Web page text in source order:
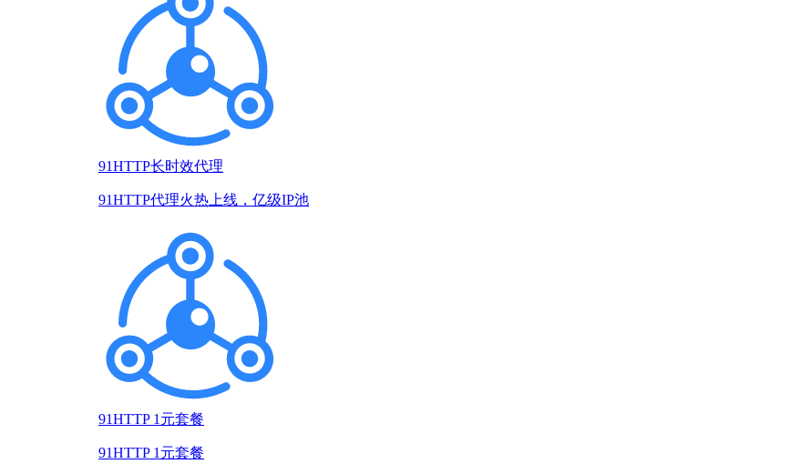
91HTTP长时效代理
91HTTP代理火热上线，亿级IP池
91HTTP 1元套餐
91HTTP 1元套餐